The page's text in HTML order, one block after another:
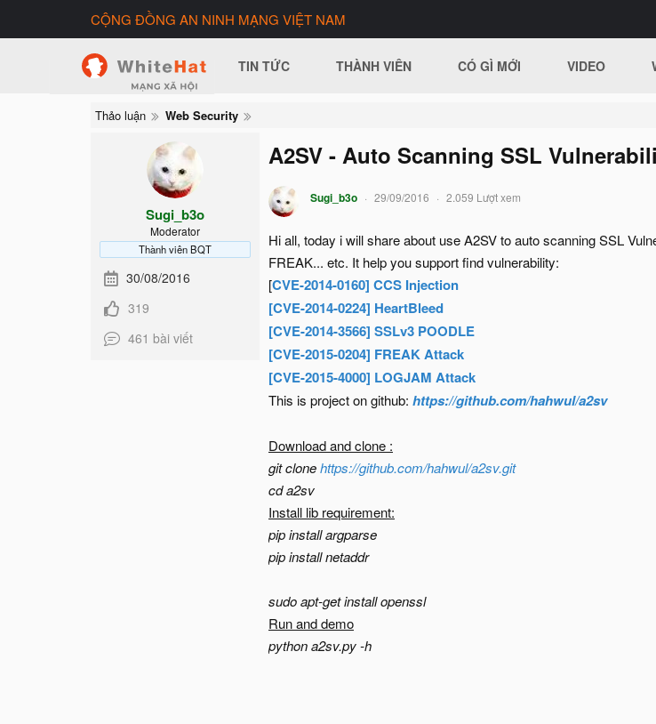
CỘNG ĐỒNG AN NINH MẠNG VIỆT NAM
TIN TỨC THÀNH VIÊN CÓ GÌ MỚI VIDEO
Thảo luận Web Security
Sugi_b3o
Moderator
Thành viên BQT
30/08/2016
319
461 bài viết
A2SV - Auto Scanning SSL
Sugi_b3o 29/09/2016 2.059 Lượt xem
Hi all, today i will share about use A2SV to auto scanning SSL
FREAK... etc. It help you support find vulnerability:
[CVE-2014-0160] CCS Injection
[CVE-2014-0224] HeartBleed
[CVE-2014-3566] SSLv3 POODLE
[CVE-2015-0204] FREAK Attack
[CVE-2015-4000] LOGJAM Attack
This is project on github: https://github.com/hahwul/a2sv
Download and clone :
git clonehttps://github.com/hahwul/a2sv.git
cd a2sv
Install lib requirement:
pip install argparse
pip install netaddr
sudo apt-get install openssl
Run and demo
python a2sv.py -h